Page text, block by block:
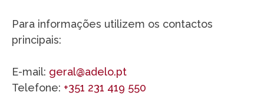
Para informações utilizem os contactos
principais:
E-mail: geral@adelo.pt
Telefone: +351 231 419 550